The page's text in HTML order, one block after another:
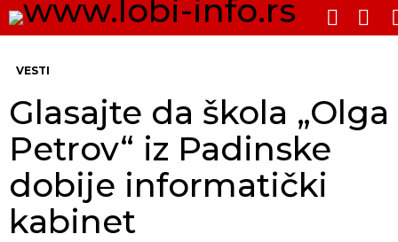
SWITCH
SKIN
VESTI
Glasajte da škola „Olga
Petrov“ iz Padinske
dobije informatički
kabinet